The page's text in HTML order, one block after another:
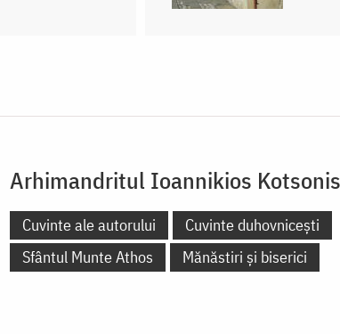
Arhimandritul Ioannikios Kotsonis
Cuvinte ale autorului
Cuvinte duhovnicești
Sfântul Munte Athos
Mănăstiri și biserici